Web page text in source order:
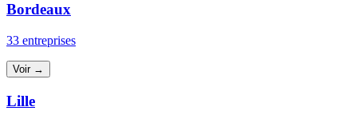
Bordeaux
33 entreprises
Voir →
Lille